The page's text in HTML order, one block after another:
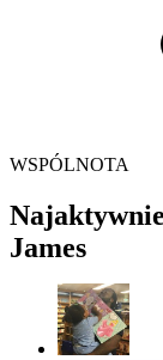
WSPÓLNOTA
James